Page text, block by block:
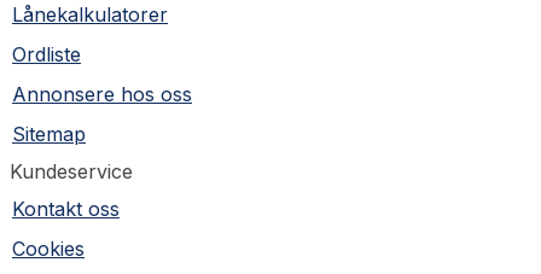
Lånekalkulatorer
Ordliste
Annonsere hos oss
Sitemap
Kundeservice
Kontakt oss
Cookies